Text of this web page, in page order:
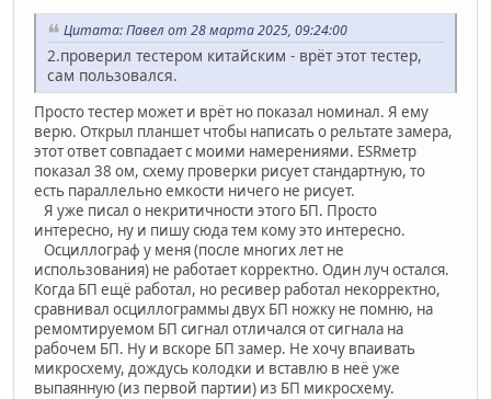
Цитата: Павел от 28 марта 2025, 09:24:00
2.проверил тестером китайским - врёт этот тестер,
сам пользовался.
Просто тестер может и врёт но показал номинал. Я ему
верю. Открыл планшет чтобы написать о рельтате замера,
этот ответ совпадает с моими намерениями. ESRметр
показал 38 ом, схему проверки рисует стандартную, то
есть параллельно емкости ничего не рисует.
Я уже писал о некритичности этого БП. Просто
интересно, ну и пишу сюда тем кому это интересно.
Осциллограф у меня (после многих лет не
использования) не работает корректно. Один луч остался.
Когда БП ещё работал, но ресивер работал некорректно,
сравнивал осциллограммы двух БП ножку не помню, на
ремомтируемом БП сигнал отличался от сигнала на
рабочем БП. Ну и вскоре БП замер. Не хочу впаивать
микросхему, дождусь колодки и вставлю в неё уже
выпаянную (из первой партии) из БП микросхему.